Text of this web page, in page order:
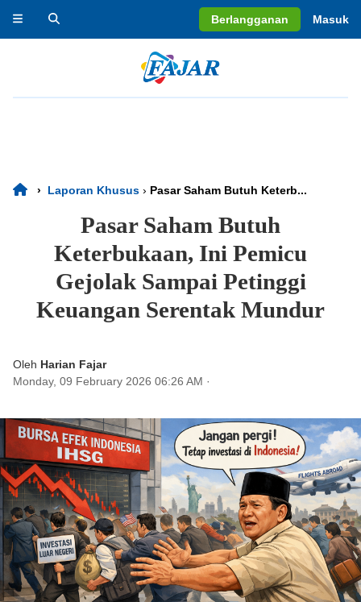
Berlangganan Masuk
› Laporan Khusus › Pasar Saham Butuh Keterb...
Pasar Saham Butuh
Keterbukaan, Ini Pemicu
Gejolak Sampai Petinggi
Keuangan Serentak Mundur
Oleh Harian Fajar
Monday, 09 February 2026 06:26 AM ·